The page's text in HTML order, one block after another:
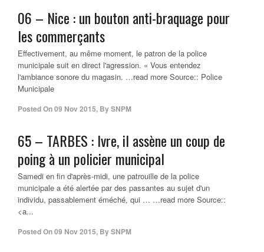
06 – Nice : un bouton anti-braquage pour
les commerçants
Effectivement, au même moment, le patron de la police
municipale suit en direct l'agression. « Vous entendez
l'ambiance sonore du magasin. …read more Source:: Police
Municipale
Posted On09 Nov 2015, BySNPM
65 – TARBES : Ivre, il assène un coup de
poing à un policier municipal
Samedi en fin d'après-midi, une patrouille de la police
municipale a été alertée par des passantes au sujet d'un
individu, passablement éméché, qui … …read more Source::
<a...
Posted On09 Nov 2015, BySNPM